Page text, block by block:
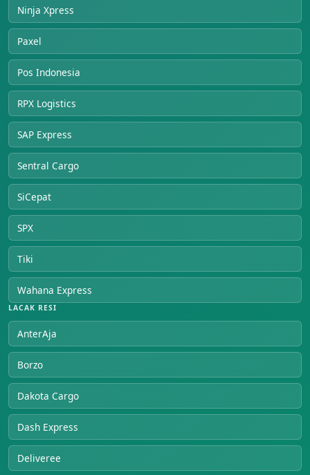
Ninja Xpress
Paxel
Pos Indonesia
RPX Logistics
SAP Express
Sentral Cargo
SiCepat
SPX
Tiki
Wahana Express
LACAK RESI
AnterAja
Borzo
Dakota Cargo
Dash Express
Deliveree